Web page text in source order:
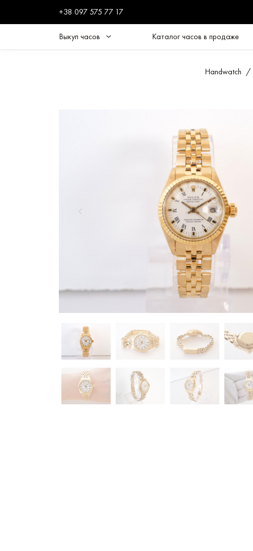
+38 097 575 77 17
Выкуп часов Каталог часов в продаже
Handwatch /